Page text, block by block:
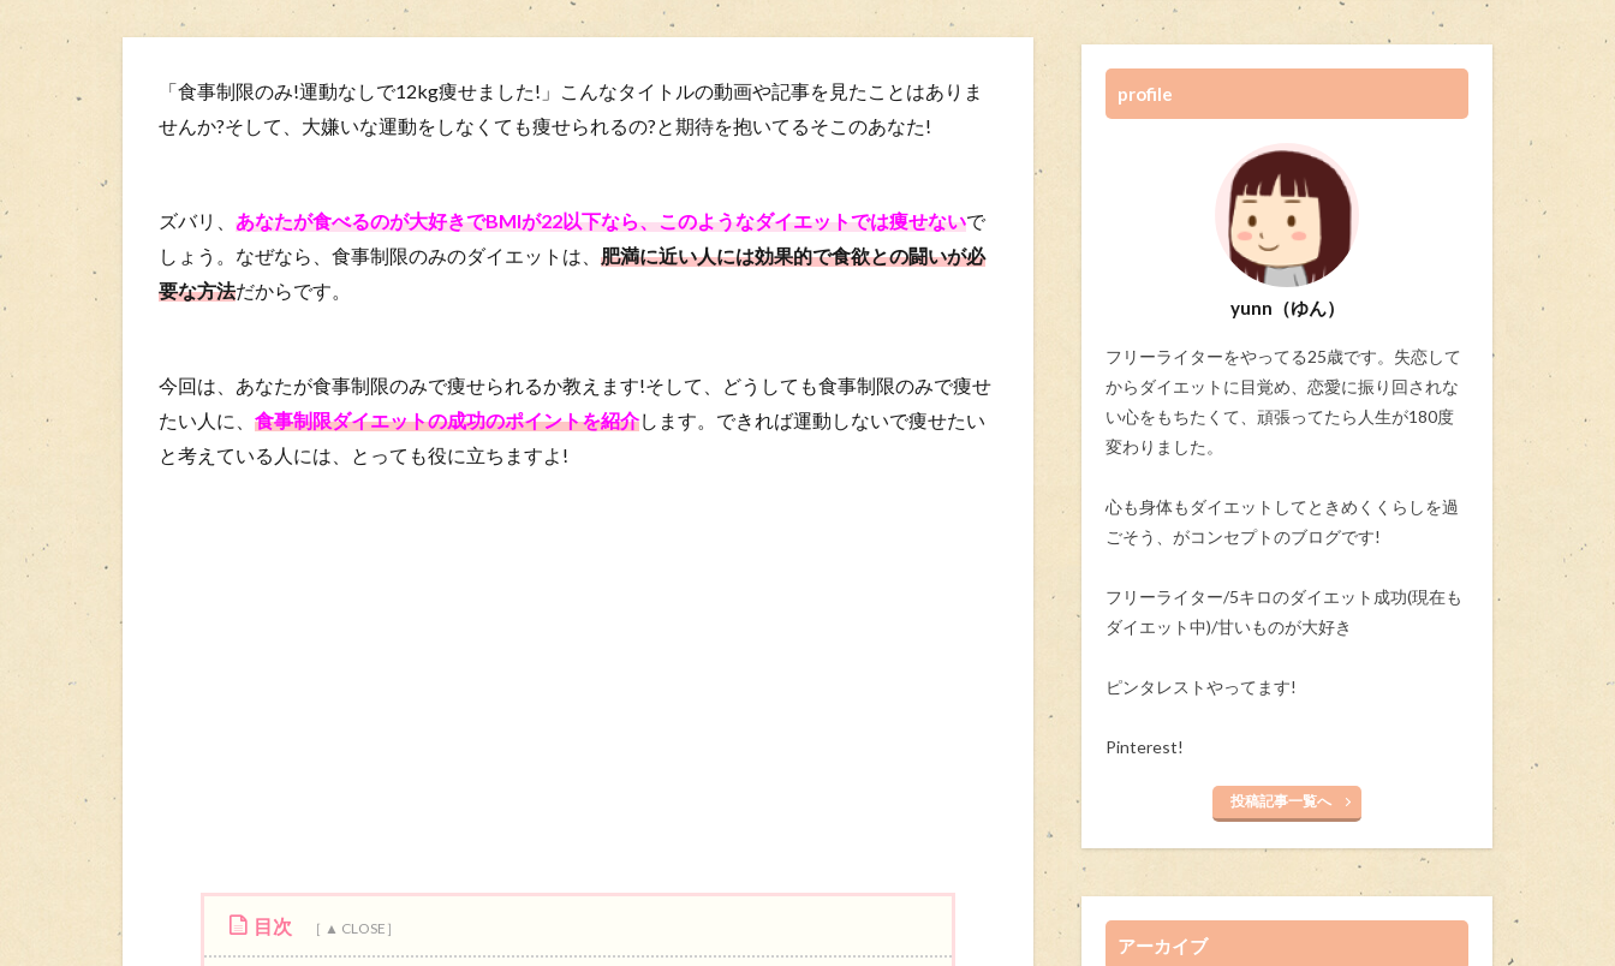
「食事制限のみ!運動なしで12kg痩せました!」こんなタイトルの動画や記事を見たことはありま
せんか?そして、大嫌いな運動をしなくても痩せられるの?と期待を抱いてるそこのあなた!
ズバリ、 あなたが食べるのが大好きでBMIが22以下なら、このようなダイエットでは痩せないで
しょう。なぜなら、食事制限のみのダイエットは、 肥満に近い人には効果的で食欲との闘いが必
要な方法だからです。
今回は、あなたが食事制限のみで痩せられるか教えます!そして、どうしても食事制限のみで痩せ
たい人に、 食事制限ダイエットの成功のポイントを紹介します。できれば運動しないで痩せたい
と考えている人には、とっても役に立ちますよ!
目次
profile
yunn（ゆん）
フリーライターをやってる25歳です。失恋して
からダイエットに目覚め、恋愛に振り回されな
い心をもちたくて、頑張ってたら人生が180度
変わりました。
心も身体もダイエットしてときめくくらしを過
ごそう、がコンセプトのブログです!
フリーライター/5キロのダイエット成功(現在も
ダイエット中)/甘いものが大好き
ピンタレストやってます!
Pinterest!
投稿記事一覧へ
アーカイブ